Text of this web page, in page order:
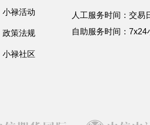
小禄活动
政策法规
小禄社区
人工服务时间：交易
自助服务时间：